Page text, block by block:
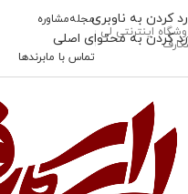
رد کردن به ناوبری
رد کردن به محتوای اصلی
اینترنتی لی
مجلهمشاوره
تماس با مابرندها